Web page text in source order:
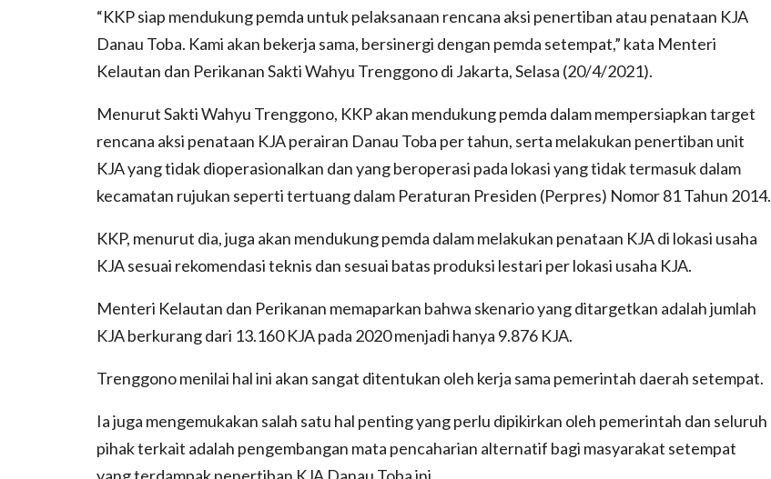
“KKP siap mendukung pemda untuk pelaksanaan rencana aksi penertiban atau penataan KJA
Danau Toba. Kami akan bekerja sama, bersinergi dengan pemda setempat,” kata Menteri
Kelautan dan Perikanan Sakti Wahyu Trenggono di Jakarta, Selasa (20/4/2021).
Menurut Sakti Wahyu Trenggono, KKP akan mendukung pemda dalam mempersiapkan target
rencana aksi penataan KJA perairan Danau Toba per tahun, serta melakukan penertiban unit
KJA yang tidak dioperasionalkan dan yang beroperasi pada lokasi yang tidak termasuk dalam
kecamatan rujukan seperti tertuang dalam Peraturan Presiden (Perpres) Nomor 81 Tahun 2014.
KKP, menurut dia, juga akan mendukung pemda dalam melakukan penataan KJA di lokasi usaha
KJA sesuai rekomendasi teknis dan sesuai batas produksi lestari per lokasi usaha KJA.
Menteri Kelautan dan Perikanan memaparkan bahwa skenario yang ditargetkan adalah jumlah
KJA berkurang dari 13.160 KJA pada 2020 menjadi hanya 9.876 KJA.
Trenggono menilai hal ini akan sangat ditentukan oleh kerja sama pemerintah daerah setempat.
Ia juga mengemukakan salah satu hal penting yang perlu dipikirkan oleh pemerintah dan seluruh
pihak terkait adalah pengembangan mata pencaharian alternatif bagi masyarakat setempat